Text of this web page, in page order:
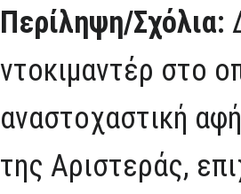
Περίληψη/Σχόλια:
ντοκιμαντέρ στο
αναστοχαστική
της Αριστεράς,